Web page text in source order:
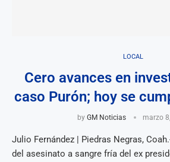
LOCAL
Cero avances en
caso Purón; hoy se
by GM Noticias marzo
Julio Fernández | Piedras Negras,
del asesinato a sangre fría del ex